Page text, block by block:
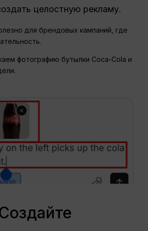
целостную рекламу.
для брендовых кампаний, где
фотографию бутылки Coca-Cola и